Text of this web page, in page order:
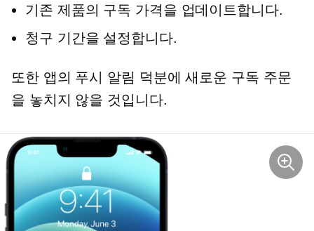
기존 제품의 구독 가격을 업데이트합니다.
청구 기간을 설정합니다.
또한 앱의 푸시 알림 덕분에 새로운 구독 주문
을 놓치지 않을 것입니다.